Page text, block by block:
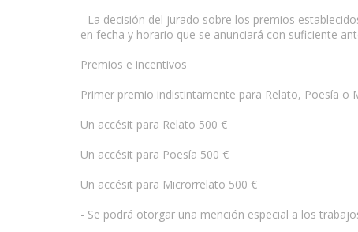
- La decisión del jurado sobre los premios
en fecha y horario que se anunciará con suficiente
Premios e incentivos
Primer premio indistintamente para Relato, Poesía o
Un accésit para Relato 500 €
Un accésit para Poesía 500 €
Un accésit para Microrrelato 500 €
- Se podrá otorgar una mención especial a los